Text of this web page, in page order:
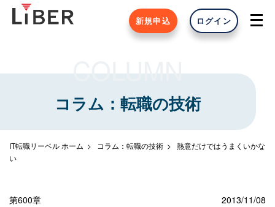
新規申込 ログイン
COLUMN
コラム：転職の技術
IT転職リーベル ホーム コラム：転職の技術
熱意だけではうまくいかな
い
第600章 2013/11/08